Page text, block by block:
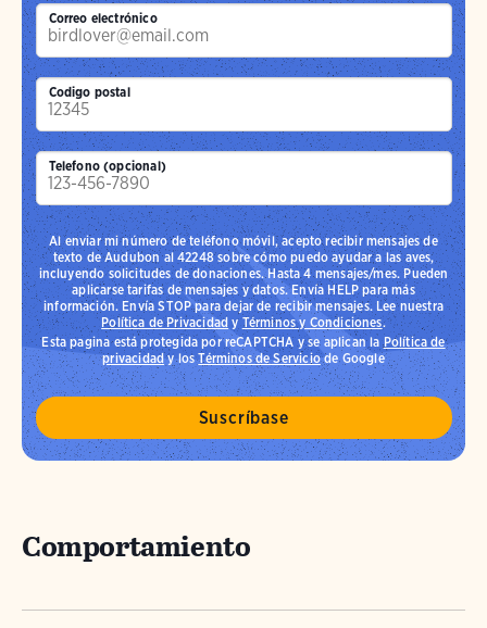
Correo electrónico
Codigo postal
Telefono (opcional)
Al enviar mi número de teléfono móvil, acepto recibir mensajes de
texto de Audubon al 42248 sobre cómo puedo ayudar a las aves,
incluyendo solicitudes de donaciones. Hasta 4 mensajes/mes. Pueden
aplicarse tarifas de mensajes y datos. Envía HELP para más
información. Envía STOP para dejar de recibir mensajes. Lee nuestra
Política de Privacidad y Términos y Condiciones.
Esta pagina está protegida por reCAPTCHA y se aplican laPolítica de
privacidady losTérminos de Serviciode Google
Comportamiento